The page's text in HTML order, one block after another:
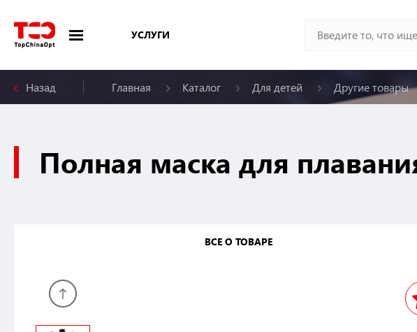
Меню
УСЛУГИ
Назад Главная Каталог Для детей Другие товары
Полная маска для
ВСЕ О ТОВАРЕ